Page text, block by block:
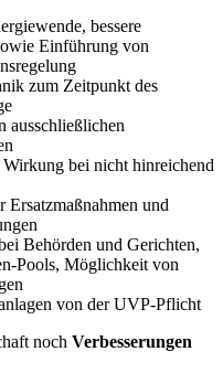
bessere
Einführung von
zum Zeitpunkt des
ausschließlichen
Wirkung bei nicht hinreichend
Ersatzmaßnahmen und
Behörden und Gerichten,
Pools, Möglichkeit von
von der UVP-Pflicht
noch Verbesserungen